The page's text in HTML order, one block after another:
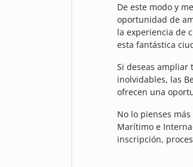
De este modo y
oportunidad de
la experiencia de
esta fantástica
Si deseas ampliar
inolvidables, las
ofrecen una
No lo pienses
Marítimo e
inscripción,